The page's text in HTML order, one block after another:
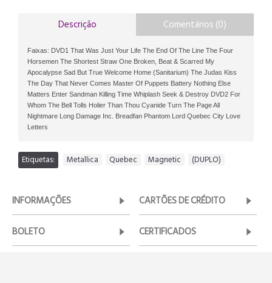
Descrição Comentários (0)
Faixas: DVD1 That Was Just Your Life The End Of The Line The Four
Horsemen The Shortest Straw One Broken, Beat & Scarred My
Apocalypse Sad But True Welcome Home (Sanitarium) The Judas Kiss
The Day That Never Comes Master Of Puppets Battery Nothing Else
Matters Enter Sandman Killing Time Whiplash Seek & Destroy DVD2 For
Whom The Bell Tolls Holier Than Thou Cyanide Turn The Page All
Nightmare Long Damage Inc. Breadfan Phantom Lord Quebec City Love
Letters
Etiquetas: Metallica Quebec Magnetic (DUPLO)
INFORMAÇÕES CARTÕES DE CRÉDITO
BOLETO CERTIFICADOS